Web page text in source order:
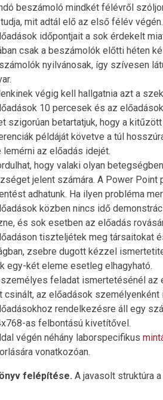
beszámoló mindkét félévről
mit adtál elő az első félév végén.
időpontjait a sok érdekelt
csak a beszámolók előtti héten
nyilvánosak, így szívesen
végig kell hallgatnia azt a
10 percesek és az
szigorúan betartatjuk, hogy a
példáját követve a túl
lemérni az előadás idejét.
hogy valaki olyan
jelent számára. A Power
adhatunk. Ha ilyen probléma
közben nincs idő
és sok esetben az előadás
tiszteljétek meg társaitokat
zsebre dugott kézzel
egy-két eleme esetleg elhagyható.
feladat ismertetésénél az
csinált, az előadások
rendelkezésre áll egy
as felbontású kivetítővel.
végén néhány laborspecifikus
vonatkozóan.
felépítése. A javasolt struktúra